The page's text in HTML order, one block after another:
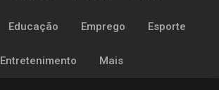
Educação Emprego Esporte
Entretenimento Mais